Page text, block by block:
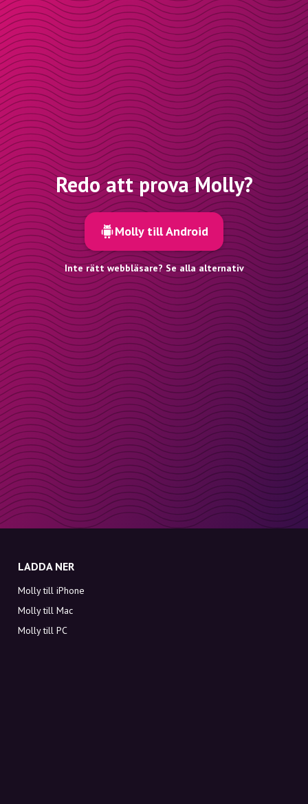
Redo att prova Molly?
Molly till Android
Inte rätt webbläsare? Se alla alternativ
LADDA NER
Molly till iPhone
Molly till Mac
Molly till PC